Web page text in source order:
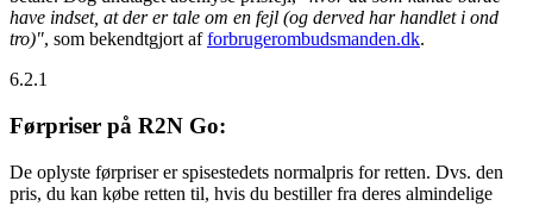
have indset, at der er tale om en fejl (og derved har handlet i ond
tro)", som bekendtgjort afforbrugerombudsmanden.dk.
6.2.1
Førpriser på R2N Go:
De oplyste førpriser er spisestedets normalpris for retten. Dvs. den
pris, du kan købe retten til, hvis du bestiller fra deres almindelige